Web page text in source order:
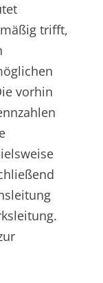
trifft,
vorhin